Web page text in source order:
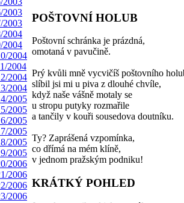
POŠTOVNÍ HOLUB
Poštovní schránka je prázdná,
omotaná v pavučině.
Prý kvůli mně vycvičíš poštovního
slíbil jsi mi u piva z dlouhé chvíle,
když naše vášně motaly se
u stropu putyky rozmařile
a tančily v kouři sousedova doutníku.
Ty? Zaprášená vzpomínka,
co dřímá na mém klíně,
v jednom pražským podniku!
KRÁTKÝ POHLED